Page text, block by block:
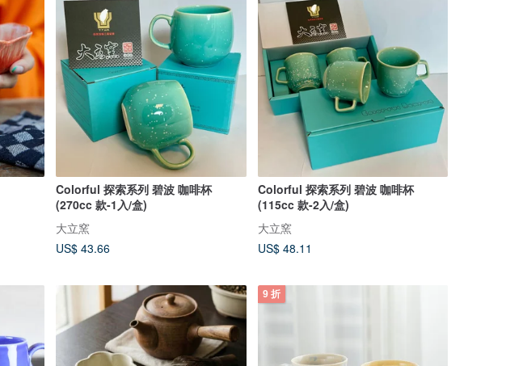
Colorful 探索系列 碧波 咖啡杯
(270cc 款-1入/盒)
大立窯
US$ 43.66
Colorful 探索系列 碧波 咖啡杯
(115cc 款-2入/盒)
大立窯
US$ 48.11
9 折